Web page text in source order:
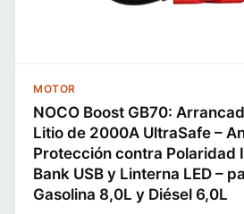
MOTOR
NOCO Boost GB70:
Litio de 2000A UltraSafe –
Protección contra Polaridad
Bank USB y Linterna LED –
Gasolina 8,0L y Diésel 6,0L